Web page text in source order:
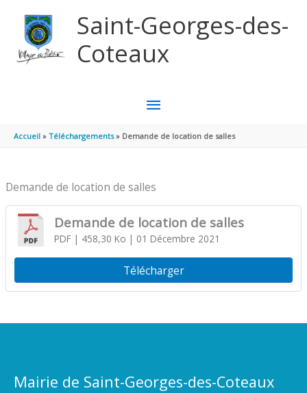
Saint-Georges-des-
Coteaux
MENU
PRINCIPAL
Accueil Téléchargements Demande de location de salles
Demande de location de salles
Demande de location de salles
PDF| 458,30 Ko | 01 Décembre 2021
Télécharger
Mairie de Saint-Georges-des-Coteaux